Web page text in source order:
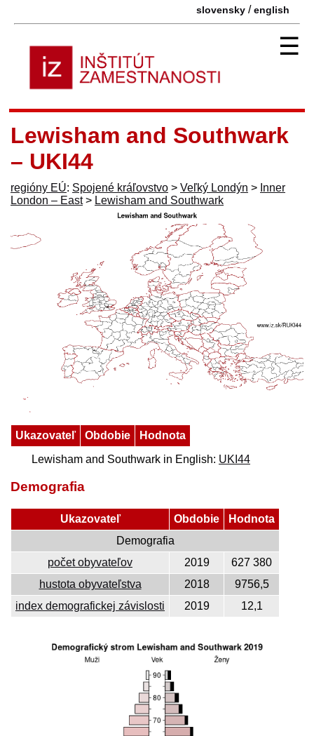
slovensky /english
☰
Lewisham and Southwark
– UKI44
regióny EÚ: Spojené kráľovstvo > Veľký Londýn > Inner
London – East> Lewisham and Southwark
Ukazovateľ Obdobie
Hodnota
Lewisham and Southwark in English: UKI44
Demografia
Ukazovateľ Obdobie
Hodnota
Demografia
počet obyvateľov
2019
627 380
hustota obyvateľstva
2018
9756,5
index demografickej závislosti
2019 12,1